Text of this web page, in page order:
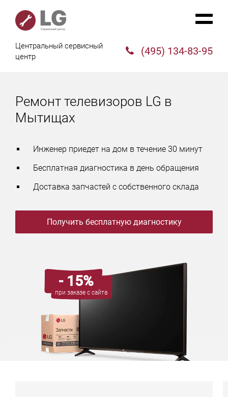
Центральный сервисный
центр
(495) 134-83-95
- 15%
при заказе с сайта
Ремонт телевизоров LG в
Мытищах
Инженер приедет на дом в течение 30 минут
Бесплатная диагностика в день обращения
Доставка запчастей с собственного склада
Получить бесплатную диагностику